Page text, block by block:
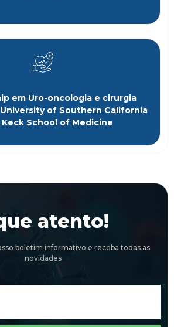
em Uro-oncologia e cirurgia
of Southern California
Keck School of Medicine
atento!
boletim informativo e receba todas as
novidades